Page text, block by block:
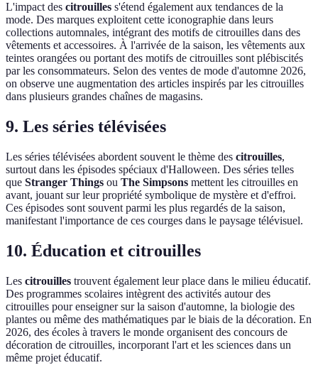
L'impact des citrouilles s'étend également aux tendances de la
mode. Des marques exploitent cette iconographie dans leurs
collections automnales, intégrant des motifs de citrouilles dans des
vêtements et accessoires. À l'arrivée de la saison, les vêtements aux
teintes orangées ou portant des motifs de citrouilles sont plébiscités
par les consommateurs. Selon des ventes de mode d'automne 2026,
on observe une augmentation des articles inspirés par les citrouilles
dans plusieurs grandes chaînes de magasins.
9. Les séries télévisées
Les séries télévisées abordent souvent le thème des citrouilles,
surtout dans les épisodes spéciaux d'Halloween. Des séries telles
que Stranger Things ou The Simpsons mettent les citrouilles en
avant, jouant sur leur propriété symbolique de mystère et d'effroi.
Ces épisodes sont souvent parmi les plus regardés de la saison,
manifestant l'importance de ces courges dans le paysage télévisuel.
10. Éducation et citrouilles
Les citrouilles trouvent également leur place dans le milieu éducatif.
Des programmes scolaires intègrent des activités autour des
citrouilles pour enseigner sur la saison d'automne, la biologie des
plantes ou même des mathématiques par le biais de la décoration. En
2026, des écoles à travers le monde organisent des concours de
décoration de citrouilles, incorporant l'art et les sciences dans un
même projet éducatif.